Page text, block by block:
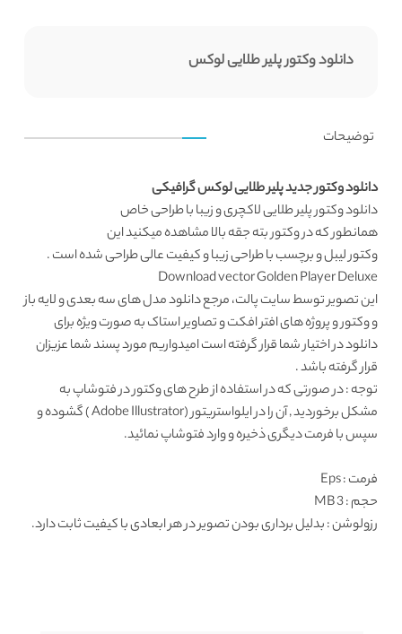
دانلود وکتور پلیر طلایی لوکس
توضیحات
دانلود وکتور جدید پلیر طلایی لوکس گرافیکی
دانلود وکتورپلیر طلایی لاکچری و زیبا با طراحی خاص
همانطور که دروکتور بته جقهبالا مشاهده میکنید این
وکتور لیبل و برچسببا طراحی زیبا و کیفیت عالی طراحی شده است .
Download vector Golden Player Deluxe
این تصویر توسطسایت پالت، مرجعدانلود مدل های سه بعدیو لایه باز
و وکتور و پروژه های افتر افکت و تصاویر استاک به صورت ویژه برای
دانلود در اختیار شما قرار گرفته است امیدواریم مورد پسند شما عزیزان
قرار گرفته باشد .
توجه : در صورتی که در استفاده از طرح های وکتور در فتوشاپ به
مشکل برخوردید , آن را در ایلواستریتور (Adobe Illustrator ) گشوده و
سپس با فرمت دیگری ذخیره و وارد فتوشاپ نمائید.
فرمت: Eps
حجم : 3 MB
رزولوشن: بدلیل برداری بودن تصویر در هر ابعادی با کیفیت ثابت دارد.